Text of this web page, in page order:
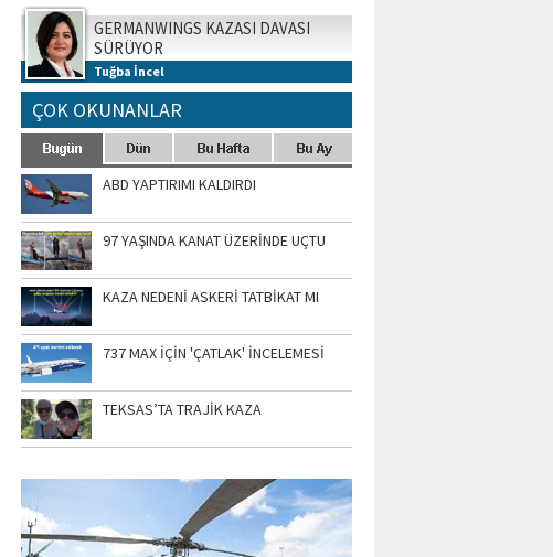
GERMANWINGS KAZASI DAVASI
SÜRÜYOR
Tuğba İncel
ÇOK OKUNANLAR
ABD YAPTIRIMI KALDIRDI
97 YAŞINDA KANAT ÜZERİNDE UÇTU
KAZA NEDENİ ASKERİ TATBİKAT MI
737 MAX İÇİN 'ÇATLAK' İNCELEMESİ
TEKSAS’TA TRAJİK KAZA
SİNGAPUR AIRSHOW-2020